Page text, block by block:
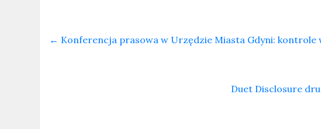
← Konferencja prasowa w Urzędzie Miasta Gdyni: kontrole
Duet Disclosure